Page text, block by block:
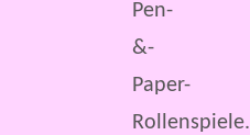
Pen-
&-
Paper-
Rollenspiele.